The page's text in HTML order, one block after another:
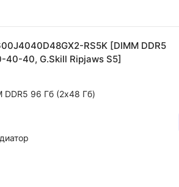
RS5K [DIMM DDR5
40-40, G.Skill Ripjaws S5]
DDR5 96 Гб (2x48 Гб)